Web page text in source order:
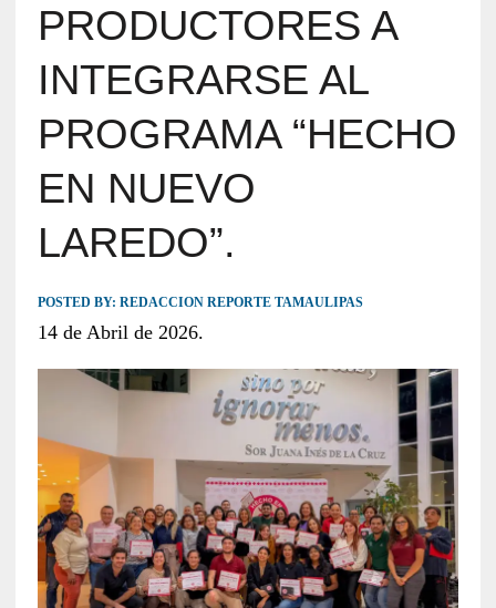
PRODUCTORES A
INTEGRARSE AL
PROGRAMA “HECHO
EN NUEVO
LAREDO”.
POSTED BY: REDACCION REPORTE TAMAULIPAS
14 de Abril de 2026.